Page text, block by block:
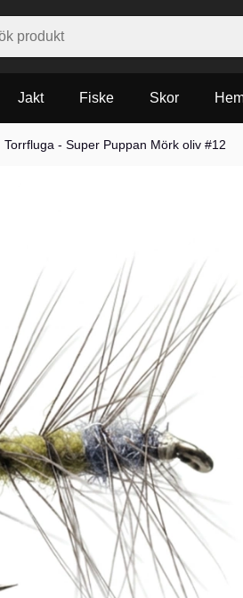
Jakt Fiske Skor
Torrfluga - Super Puppan Mörk oliv #12